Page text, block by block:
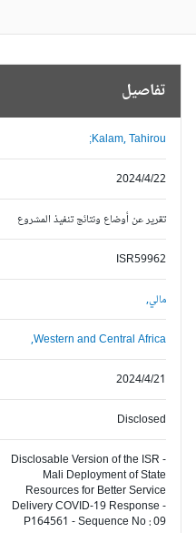
تفاصيل
Kalam, Tahirou;
2024/4/22
تقرير عن أوضاع ونتائج تنفيذ المشروع
ISR59962
مالي,
Western and Central Africa,
2024/4/21
Disclosed
Disclosable Version of the ISR -
Mali Deployment of State
Resources for Better Service
Delivery COVID-19 Response -
P164561 - Sequence No : 09